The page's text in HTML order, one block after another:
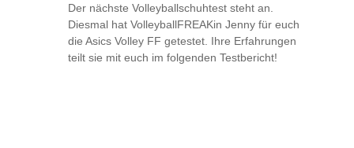
Der nächste Volleyballschuhtest steht an.
Diesmal hat VolleyballFREAKin Jenny für euch
die Asics Volley FF getestet. Ihre Erfahrungen
teilt sie mit euch im folgenden Testbericht!